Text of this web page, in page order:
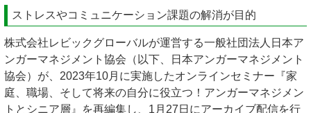
ストレスやコミュニケーション課題の解消が目的
株式会社レビックグローバルが運営する一般社団法人日本ア
ンガーマネジメント協会（以下、日本アンガーマネジメント
協会）が、2023年10月に実施したオンラインセミナー『家
庭、職場、そして将来の自分に役立つ！アンガーマネジメン
トとシニア層』を再編集し、1月27日にアーカイブ配信を行